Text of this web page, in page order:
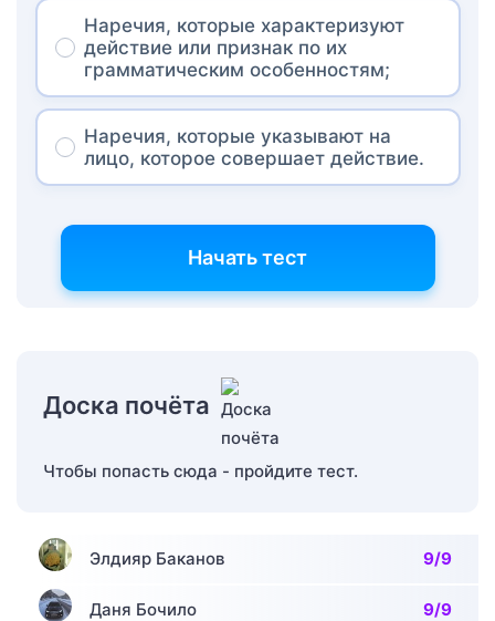
Наречия, которые характеризуют
действие или признак по их
грамматическим особенностям;
Наречия, которые указывают на
лицо, которое совершает действие.
Начать тест
Доска почёта
Чтобы попасть сюда - пройдите тест.
Элдияр Баканов 9/9
Даня Бочило 9/9